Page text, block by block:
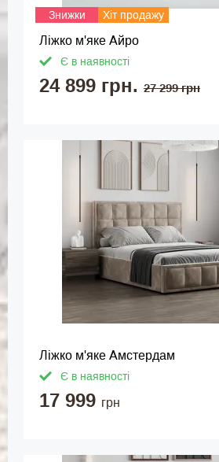
Знижки Хіт продажу
Ліжко м'яке Айро
Є в наявності
24 899 грн. 27 299 грн
Ліжко м'яке Амстердам
Є в наявності
17 999 грн